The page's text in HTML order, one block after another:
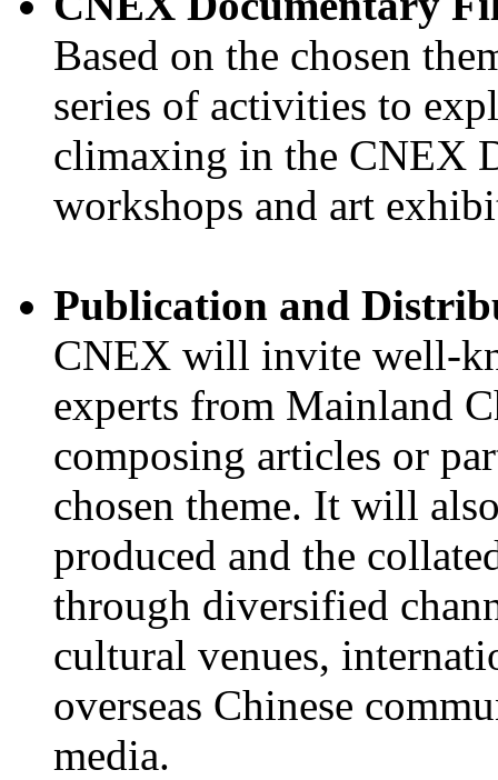
Based on the chosen
series of activities to
climaxing in the CNEX
workshops and art
Publication and
CNEX will invite well-
experts from Mainland
composing articles or
chosen theme. It will
produced and the
through diversified
cultural venues,
overseas Chinese
media.